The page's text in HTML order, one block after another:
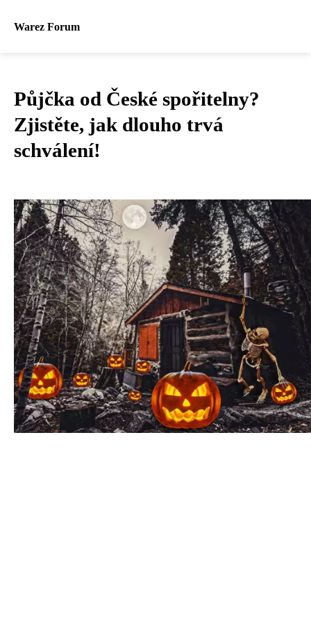
Warez Forum
Půjčka od České spořitelny?
Zjistěte, jak dlouho trvá
schválení!